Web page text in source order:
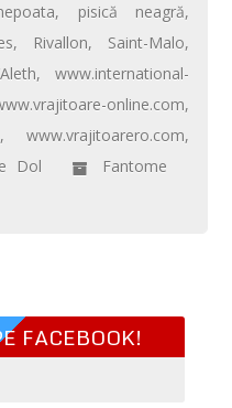
, pisică neagră,
, Rivallon, Saint-Malo,
,www.international-
online.com,
,www.vrajitoarero.com,
Dol
Fantome
FACEBOOK!